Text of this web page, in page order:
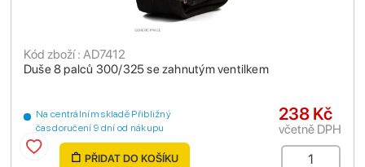
Duše 8 palců 300/325 se zahnutým ventilkem
Kód zboží : AD7412
Na centrálním skladě Přibližný
čas doručení 9 dní od nákupu
238 Kč
včetně DPH
PŘIDAT DO KOŠÍKU